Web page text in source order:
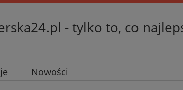
- tylko to, co
Nowości